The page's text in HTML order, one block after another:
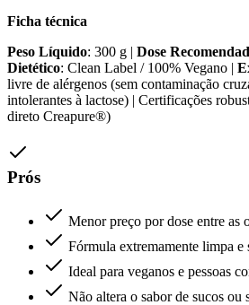
Ficha técnica
Peso Líquido: 300 g | Dose
Dietético: Clean Label / 100% Vegano |
livre de alérgenos (sem contaminação
intolerantes à lactose) | Certificações
direto Creapure®)
Prós
Menor preço por dose entre as
Fórmula extremamente limpa e
Ideal para veganos e pessoas
Não altera o sabor de sucos ou